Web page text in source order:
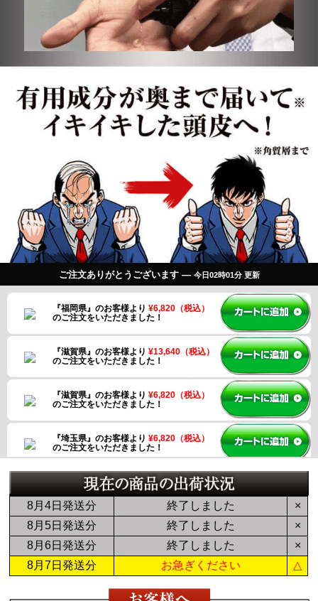
ご注文ありがとうございます ― 今日02時01分 更新
『佐賀県』のお客様より ¥7,480（税込）
のご注文をいただきました！
『福岡県』のお客様より ¥6,820（税込）
のご注文をいただきました！
『滋賀県』のお客様より ¥13,640（税込）
のご注文をいただきました！
『滋賀県』のお客様より ¥6,820（税込）
のご注文をいただきました！
『埼玉県』のお客様より¥6,820（税込）
のご注文をいただきました！
『茨城県』のお客様より
¥7,480（税込）
のご注文をいただきました！
『北海道』のお客様より
¥6,820（税込）
のご注文をいただきました！
8月4日発送分 終了しました
×
8月5日発送分
終了しました
×
8月6日発送分
終了しました
×
8月7日発送分
お急ぎください △